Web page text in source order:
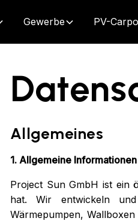
Gewerbe PV-
Allgemeines
1. Allgemeine Informationen
Project Sun GmbH ist ein
hat. Wir entwickeln und
Wärmepumpen,